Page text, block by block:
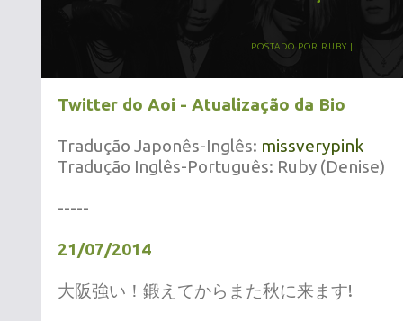
POSTADO POR RUBY
Twitter do Aoi - Atualização da Bio
Tradução Japonês-Inglês: missverypink
Tradução Inglês-Português: Ruby (Denise)
-----
21/07/2014
大阪強い！鍛えてからまた秋に来ます!